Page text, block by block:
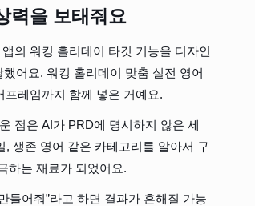
력을 보태줘요
의 워킹 홀리데이 타깃 기능을 디자인
어요. 워킹 홀리데이 맞춤 실전 영어
레임까지 함께 넣은 거예요.
점은 AI가 PRD에 명시하지 않은 세
생존 영어 같은 카테고리를 알아서 구
하는 재료가 되었어요.
들어줘”라고 하면 결과가 흔해질 가능